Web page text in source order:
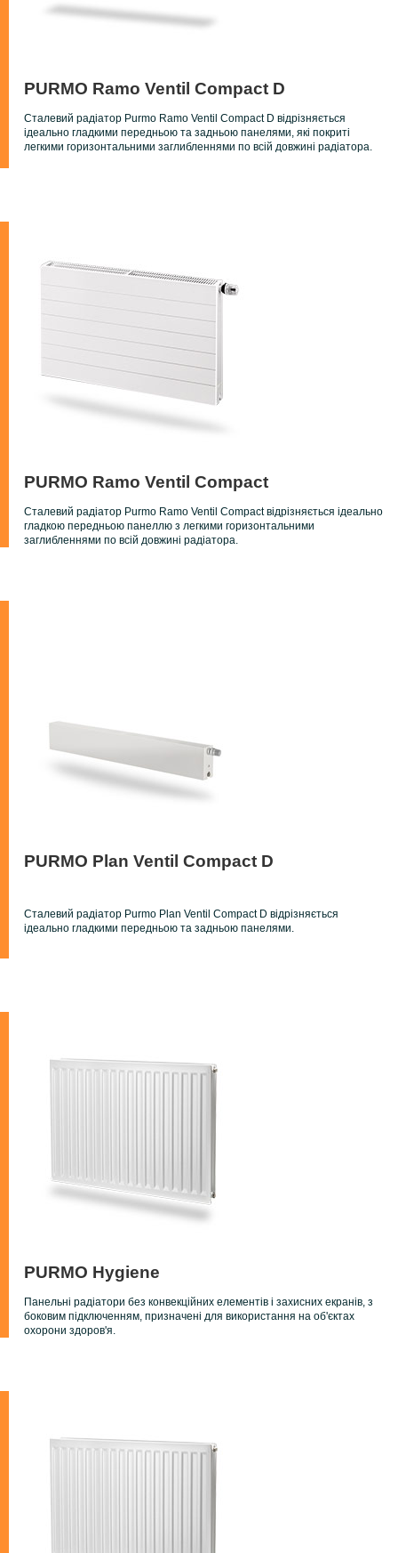
PURMO Ramo Ventil Compact D
Сталевий радіатор Purmo Ramo Ventil Compact D відрізняється
ідеально гладкими передньою та задньою панелями, які покриті
легкими горизонтальними заглибленнями по всій довжині радіатора.
PURMO Ramo Ventil Compact
Сталевий радіатор Purmo Ramo Ventil Compact відрізняється ідеально
гладкою передньою панеллю з легкими горизонтальними
заглибленнями по всій довжині радіатора.
PURMO Plan Ventil Compact D
Сталевий радіатор Purmo Plan Ventil Compact D відрізняється
ідеально гладкими передньою та задньою панелями.
PURMO Hygiene
Панельні радіатори без конвекційних елементів і захисних екранів, з
боковим підключенням, призначені для використання на об'єктах
охорони здоров'я.